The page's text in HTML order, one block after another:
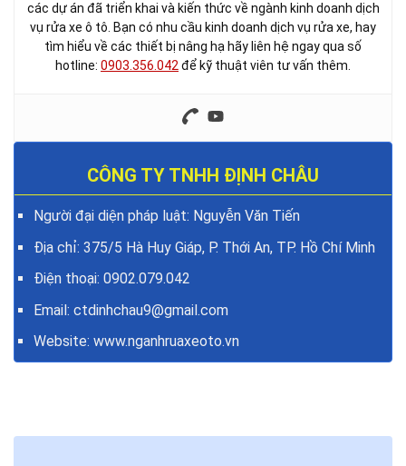
các dự án đã triển khai và kiến thức về ngành kinh doanh dịch
vụ rửa xe ô tô. Bạn có nhu cầu kinh doanh dịch vụ rửa xe, hay
tìm hiểu về các thiết bị nâng hạ hãy liên hệ ngay qua số
hotline: 0903.356.042để kỹ thuật viên tư vấn thêm.
CÔNG TY TNHH ĐỊNH CHÂU
Người đại diện pháp luật: Nguyễn Văn Tiến
Địa chỉ: 375/5 Hà Huy Giáp, P. Thới An, TP. Hồ Chí Minh
Điện thoại: 0902.079.042
Email: ctdinhchau9@gmail.com
Website: www.nganhruaxeoto.vn